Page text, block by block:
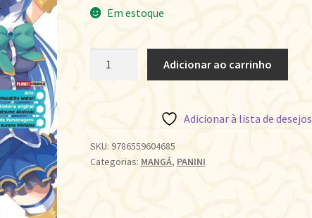
Em estoque
Adicionar ao carrinho
Adicionar à lista de desejos
SKU: 9786559604685
Categorias: MANGÁ, PANINI